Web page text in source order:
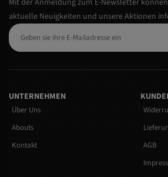
aktuelle Neuigkeiten und unsere Aktionen
UNTERNEHMEN
Über Uns
Abouts
Kontakt
AGB